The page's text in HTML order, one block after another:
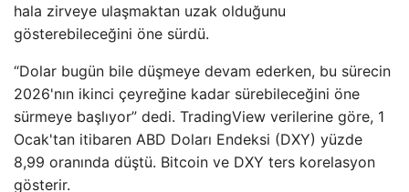
hala zirveye ulaşmaktan uzak olduğunu
gösterebileceğini öne sürdü.
“Dolar bugün bile düşmeye devam ederken, bu sürecin
2026'nın ikinci çeyreğine kadar sürebileceğini öne
sürmeye başlıyor” dedi. TradingView verilerine göre, 1
Ocak'tan itibaren ABD Doları Endeksi (DXY) yüzde
8,99 oranında düştü. Bitcoin ve DXY ters korelasyon
gösterir.